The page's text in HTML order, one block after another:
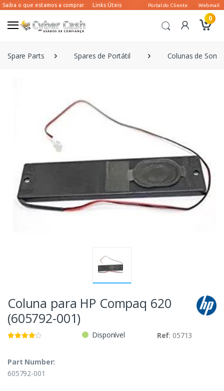
0
Spare Parts Spares de Portátil Colunas de Som
Coluna para HP Compaq 620
(605792-001)
Disponível Ref: 05713
Part Number:
605792-001